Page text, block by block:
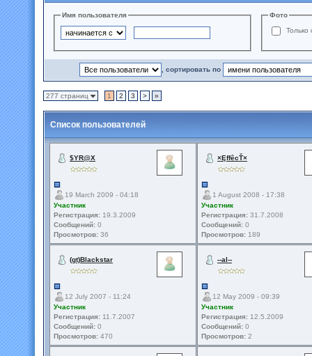
Имя пользователя
Фото
Только
, сортировать по
277 страниц 1 2 3 > »
Список пользователей
$YR@X
19 March 2009 - 04:18
Участник
Регистрация: 19.3.2009
Сообщений: 0
Просмотров: 36
×ĘffêcŤ×
1 August 2008 - 17:38
Участник
Регистрация: 31.7.2008
Сообщений: 0
Просмотров: 189
(gt)Blackstar
12 July 2007 - 11:24
Участник
Регистрация: 11.7.2007
Сообщений: 0
Просмотров: 470
--al--
12 May 2009 - 09:39
Участник
Регистрация: 12.5.2009
Сообщений: 0
Просмотров: 2